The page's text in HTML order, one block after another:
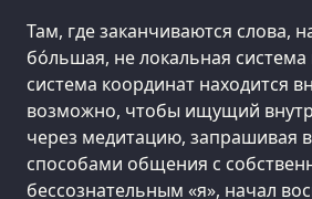
Там, где заканчиваются слова,
бóльшая, не локальная система
система координат находится
возможно, чтобы ищущий
через медитацию, запрашивая
способами общения с
бессознательным «я», начал